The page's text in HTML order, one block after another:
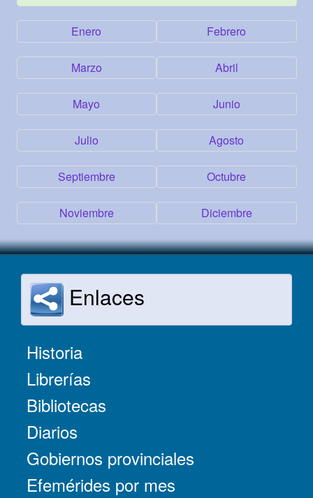
Enero Febrero
Marzo Abril
Mayo Junio
Julio Agosto
Septiembre Octubre
Noviembre Diciembre
Enlaces
Historia
Librerías
Bibliotecas
Diarios
Gobiernos provinciales
Efemérides por mes